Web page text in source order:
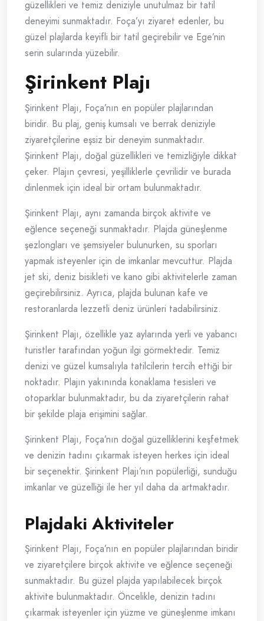
güzellikleri ve temiz deniziyle unutulmaz bir tatil
deneyimi sunmaktadır. Foça’yı ziyaret edenler, bu
güzel plajlarda keyifli bir tatil geçirebilir ve Ege’nin
serin sularında yüzebilir.
Şirinkent Plajı
Şirinkent Plajı, Foça’nın en popüler plajlarından
biridir. Bu plaj, geniş kumsalı ve berrak deniziyle
ziyaretçilerine eşsiz bir deneyim sunmaktadır.
Şirinkent Plajı, doğal güzellikleri ve temizliğiyle dikkat
çeker. Plajın çevresi, yeşilliklerle çevrilidir ve burada
dinlenmek için ideal bir ortam bulunmaktadır.
Şirinkent Plajı, aynı zamanda birçok aktivite ve
eğlence seçeneği sunmaktadır. Plajda güneşlenme
şezlongları ve şemsiyeler bulunurken, su sporları
yapmak isteyenler için de imkanlar mevcuttur. Plajda
jet ski, deniz bisikleti ve kano gibi aktivitelerle zaman
geçirebilirsiniz. Ayrıca, plajda bulunan kafe ve
restoranlarda lezzetli deniz ürünleri tadabilirsiniz.
Şirinkent Plajı, özellikle yaz aylarında yerli ve yabancı
turistler tarafından yoğun ilgi görmektedir. Temiz
denizi ve güzel kumsalıyla tatilcilerin tercih ettiği bir
noktadır. Plajın yakınında konaklama tesisleri ve
otoparklar bulunmaktadır, bu da ziyaretçilerin rahat
bir şekilde plaja erişimini sağlar.
Şirinkent Plajı, Foça’nın doğal güzelliklerini keşfetmek
ve denizin tadını çıkarmak isteyen herkes için ideal
bir seçenektir. Şirinkent Plajı’nın popülerliği, sunduğu
imkanlar ve güzelliği ile her yıl daha da artmaktadır.
Plajdaki Aktiviteler
Şirinkent Plajı, Foça’nın en popüler plajlarından biridir
ve ziyaretçilere birçok aktivite ve eğlence seçeneği
sunmaktadır. Bu güzel plajda yapılabilecek birçok
aktivite bulunmaktadır. Öncelikle, denizin tadını
çıkarmak isteyenler için yüzme ve güneşlenme imkanı